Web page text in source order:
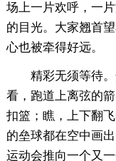
场上一片欢呼，一
的目光。大家翘首
心也被牵得好远。
精彩无须等待。
看，跑道上离弦的
扣篮；瞧，上下翻
的垒球都在空中画
运动会推向一个又一